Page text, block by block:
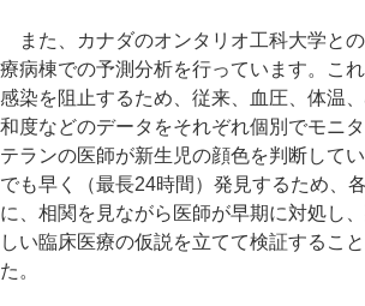
また、カナダのオンタリオ工科大学と
療病棟での予測分析を行っています。こ
感染を阻止するため、従来、血圧、体温
和度などのデータをそれぞれ個別でモニ
テランの医師が新生児の顔色を判断して
でも早く（最長24時間）発見するため、
に、相関を見ながら医師が早期に対処し
しい臨床医療の仮説を立てて検証するこ
た。